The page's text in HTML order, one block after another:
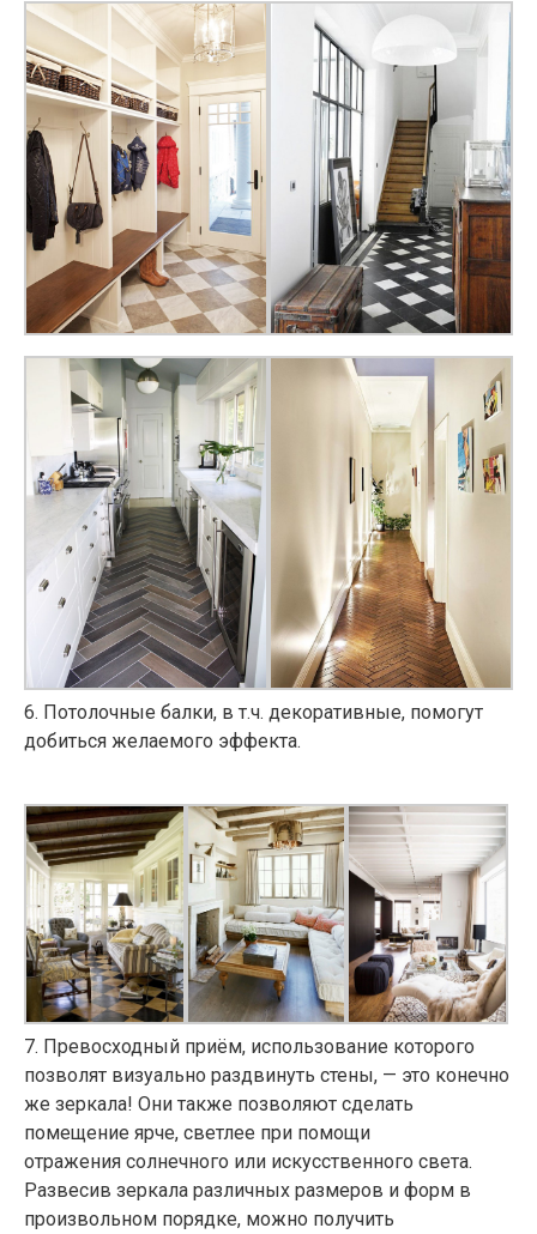
6. Потолочные балки, в т.ч. декоративные, помогут
добиться желаемого эффекта.
7. Превосходный приём, использование которого
позволят визуально раздвинуть стены, — это конечно
же зеркала! Они также позволяют сделать
помещение ярче, светлее при помощи
отражения солнечного или искусственного света.
Развесив зеркала различных размеров и форм в
произвольном порядке, можно получить